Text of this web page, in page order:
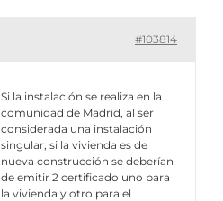
#103814
Si la instalación se realiza en la
comunidad de Madrid, al ser
considerada una instalación
singular, si la vivienda es de
nueva construcción se deberían
de emitir 2 certificado uno para
la vivienda y otro para el